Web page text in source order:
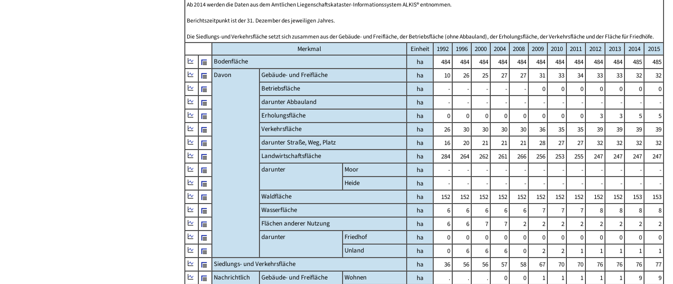
Ab 2014 werden die Daten aus dem Amtlichen Liegenschaftskataster-Informationssystem ALKIS® entnommen.
Berichtszeitpunkt ist der 31. Dezember des jeweiligen Jahres.
Die Siedlungs-und Verkehrsfläche setzt sich zusammen aus der Gebäude- und Freifläche, der Betriebsfläche (ohne Abbauland), der Erholungsfläche, der Verkehrsfläche und der Fläche für Friedhöfe.
Merkmal Einheit 1992 1996 2000 2004 2008 2009 2010 2011 2012 2013 2014
2015
Bodenfläche
ha 484 484 484 484 484 484 484 484 484 484 485
485
Davon
Gebäude- und Freifläche ha 10 26 25 27 27 31 33 34 33 33 32
32
Betriebsfläche
ha - - - - - 0 0 0 0 0 0
0
darunter Abbauland
ha - - - - - - - - - - -
-
Erholungsfläche
ha 0 0 0 0 0 0 0 0 3 3 5
5
Verkehrsfläche
ha 26 30 30 30 30 36 35 35 39 39 39
39
darunter Straße, Weg, Platz
ha 16 20 21 21 21 28 27 27 32 32 32
32
Landwirtschaftsfläche
ha 284 264 262 261 266 256 253 255 247 247 247
247
darunter
Moor ha - - - - - - - - - - -
-
Heide
ha - - - - - - - - - - -
-
Waldfläche
ha 152 152 152 152 152 152 152 152 152 152 153
153
Wasserfläche
ha 6 6 6 6 6 7 7 7 8 8 8
8
Flächen anderer Nutzung
ha 6 6 7 7 2 2 2 2 2 2 2
2
darunter
Friedhof ha 0 0 0 0 0 0 0 0 0 0 0
0
Unland
ha 0 6 6 6 0 2 2 1 1 1 1
1
Siedlungs- und Verkehrsfläche
ha 36 56 56 57 58 67 70 70 76 76 76
77
Nachrichtlich
Gebäude- und Freifläche Wohnen ha . . . 0 0 1 1 1 1 1 9
9